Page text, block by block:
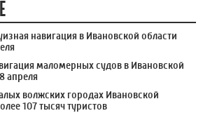
навигация в Ивановской области
маломерных судов в Ивановской
апреля
волжских городах Ивановской
107 тысяч туристов